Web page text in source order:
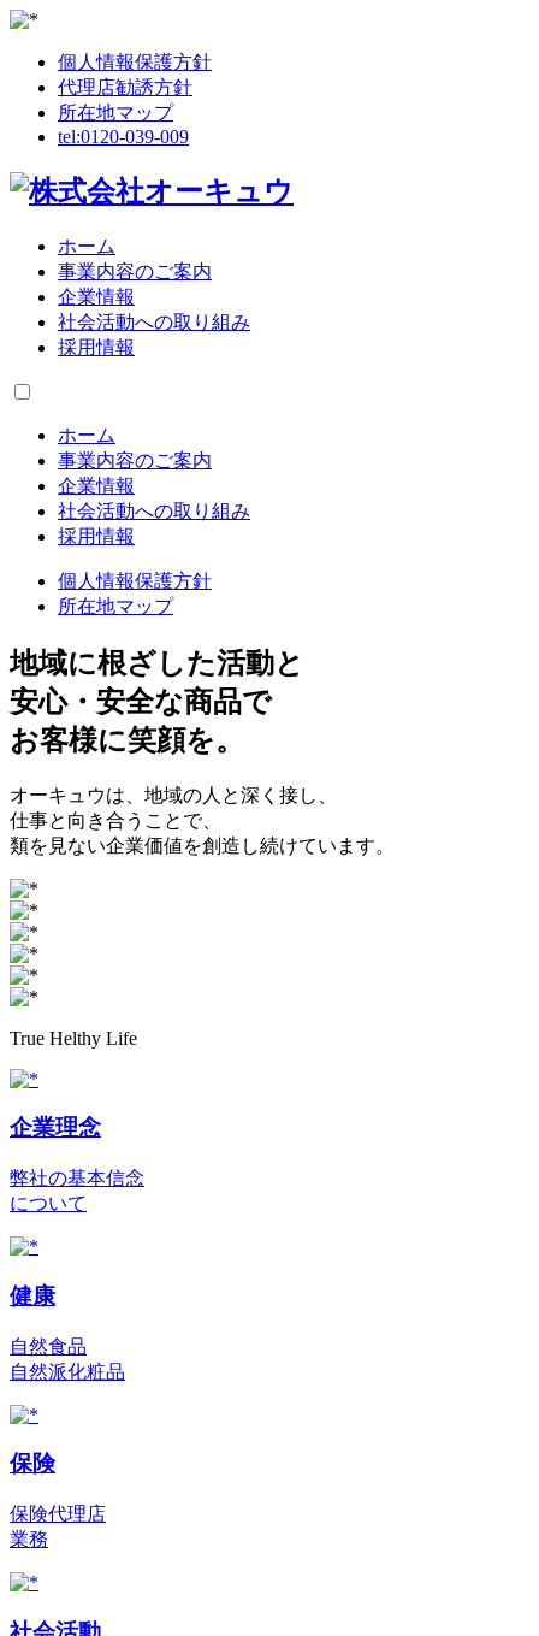
個人情報保護方針
代理店勧誘方針
所在地マップ
tel:0120-039-009
ホーム
事業内容のご案内
企業情報
社会活動への取り組み
採用情報
ホーム
事業内容のご案内
企業情報
社会活動への取り組み
採用情報
個人情報保護方針
所在地マップ
地域に根ざした活動と
安心・安全な商品で
お客様に笑顔を。
オーキュウは、地域の人と深く接し、
仕事と向き合うことで、
類を見ない企業価値を創造し続けています。
True Helthy Life
企業理念
弊社の基本信念
について
健康
自然食品
自然派化粧品
保険
保険代理店
業務